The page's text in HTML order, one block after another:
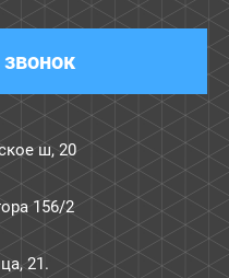
ш, 20
156/2
21.